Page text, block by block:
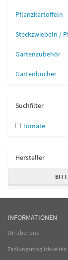
Pflanzkartoffeln
Steckzwiebeln /
Gartenzubehör
Gartenbücher
Suchfilter
Tomate
Hersteller
INFORMATIONEN
Wir über uns
Zahlungsmöglichkeiten